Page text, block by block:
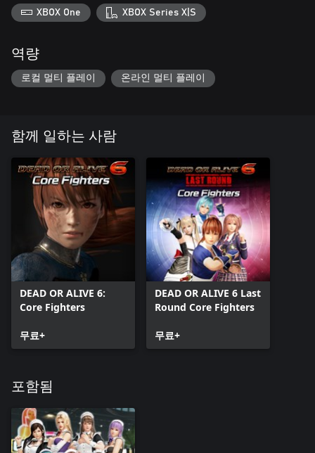
XBOX One XBOX Series X|S
역량
로컬 멀티 플레이 온라인 멀티 플레이
함께 일하는 사람
DEAD OR ALIVE 6:
Core Fighters
무료+
DEAD OR ALIVE 6 Last
Round Core Fighters
무료+
포함됨